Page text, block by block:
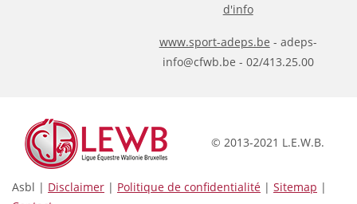
d'info
www.sport-adeps.be - adeps-
info@cfwb.be - 02/413.25.00
© 2013-2021 L.E.W.B.
Asbl | Disclaimer | Politique de confidentialité | Sitemap |